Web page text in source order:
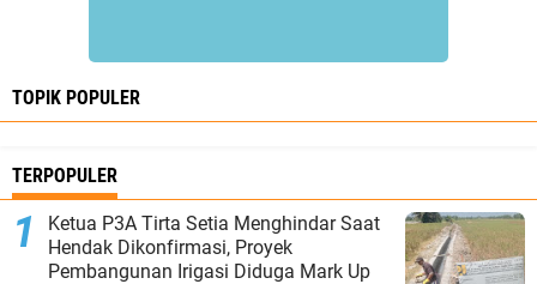
TOPIK POPULER
TERPOPULER
Ketua P3A Tirta Setia Menghindar Saat
Hendak Dikonfirmasi, Proyek
Pembangunan Irigasi Diduga Mark Up